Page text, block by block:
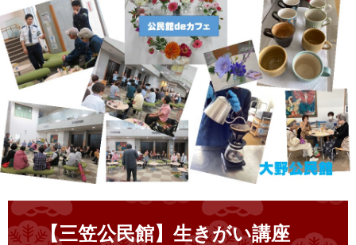
本
文
【三笠公民館】生きがい講座